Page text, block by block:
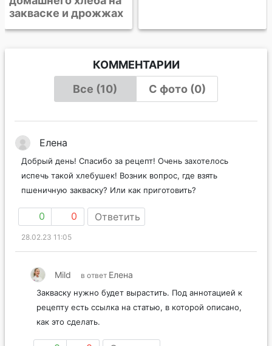
КОММЕНТАРИИ
Все (10)
С фото (0)
Елена
Добрый день! Спасибо за рецепт! Очень захотелось
испечь такой хлебушек! Возник вопрос, где взять
пшеничную закваску? Или как приготовить?
0 0 Ответить
28.02.23 11:05
Mild в ответ Елена
Закваску нужно будет вырастить. Под аннотацией к
рецепту есть ссылка на статью, в которой описано,
как это сделать.